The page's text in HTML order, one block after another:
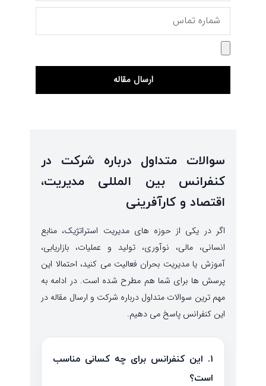
ارسال مقاله
سوالات متداول درباره شرکت در
کنفرانس بین المللی مدیریت،
اقتصاد و کارآفرینی
اگر در یکی از حوزه های مدیریت استراتژیک، منابع
انسانی، مالی، نوآوری، تولید و عملیات، بازاریابی،
آموزش یا مدیریت بحران فعالیت می کنید، احتمالا این
پرسش ها برای شما هم مطرح شده است. در ادامه به
مهم ترین سوالات متداول درباره شرکت و ارسال مقاله در
این کنفرانس پاسخ می دهیم.
۱. این کنفرانس برای چه کسانی مناسب
است؟